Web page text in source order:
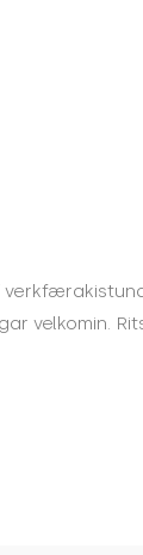
velkomin.